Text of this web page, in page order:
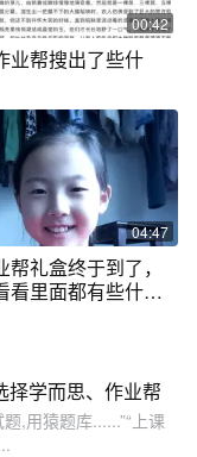
00:42
业帮搜出了些什
04:47
帮礼盒终于到了，
看里面都有些什么
择学而思、作业帮
,用猿题库......”“上课